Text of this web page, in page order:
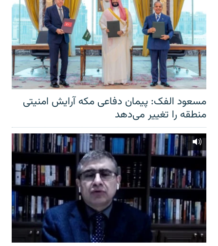
مسعود الفک: پیمان دفاعی مکه آرایش امنیتی
منطقه را تغییر می‌دهد